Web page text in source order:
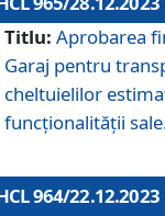
Titlu: Aprobarea
Garaj pentru
cheltuielilor
funcționalității
964/22.12.2023